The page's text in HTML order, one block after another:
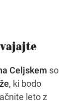
Celjskem so
, ki bodo
leto z